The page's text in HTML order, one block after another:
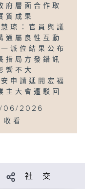
府層面合作取
質成果
琼：官員與議
通屬良性互動
派位結果公布
指局方發錯訊
響不大
申請延開宏福
主大會遭駁回
06/2026
收看
社 交